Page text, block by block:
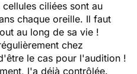
ciliées sont au
chaque oreille. Il faut
au long de sa vie !
chez
le cas pour l'audition !
l'a déjà contrôlée.